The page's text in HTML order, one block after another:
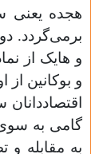
هجده یعنی
برمی‌گردد.
و هایک از
و بوکانین
گامی به
به مقابله و